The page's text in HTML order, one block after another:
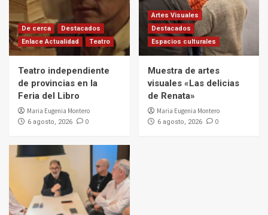
De cerca
Destacados
Enlace Actualidad
Teatro
Teatro independiente
de provincias en la
Feria del Libro
Maria Eugenia Montero
6 agosto, 2026 0
Artes Visuales
Destacados
Espacios culturales
Muestra de artes
visuales «Las delicias
de Renata»
Maria Eugenia Montero
6 agosto, 2026 0